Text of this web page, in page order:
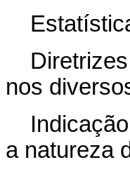
nos
a natureza